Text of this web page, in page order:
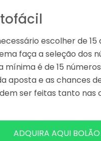
escolher de
faça a seleção
mínima é de 15
aposta e as chances
ser feitas tanto
ADQUIRA AQUI